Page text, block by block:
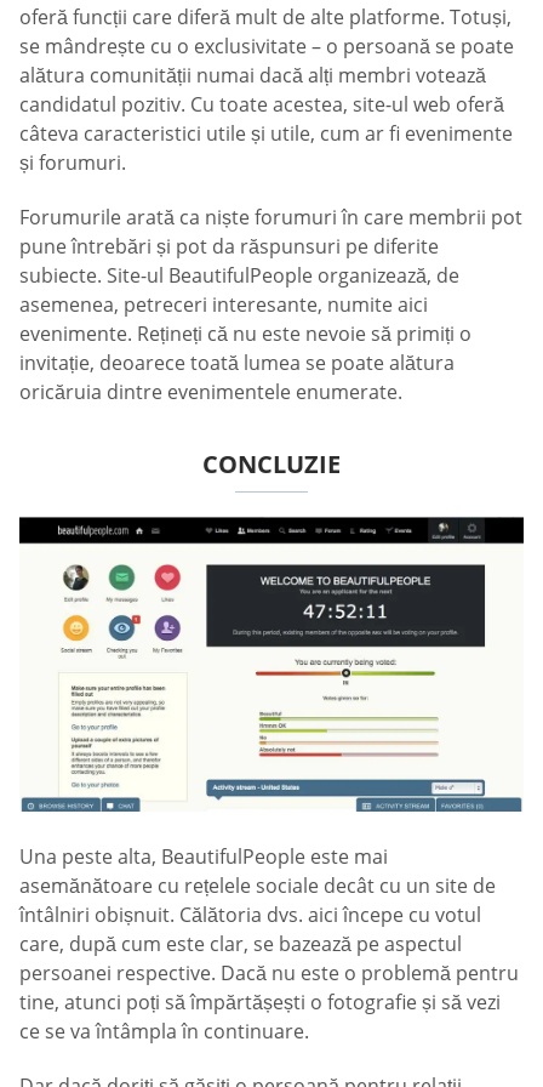
oferă funcții care diferă mult de alte platforme. Totuși,
se mândrește cu o exclusivitate – o persoană se poate
alătura comunității numai dacă alți membri votează
candidatul pozitiv. Cu toate acestea, site-ul web oferă
câteva caracteristici utile și utile, cum ar fi evenimente
și forumuri.
Forumurile arată ca niște forumuri în care membrii pot
pune întrebări și pot da răspunsuri pe diferite
subiecte. Site-ul BeautifulPeople organizează, de
asemenea, petreceri interesante, numite aici
evenimente. Rețineți că nu este nevoie să primiți o
invitație, deoarece toată lumea se poate alătura
oricăruia dintre evenimentele enumerate.
CONCLUZIE
Una peste alta, BeautifulPeople este mai
asemănătoare cu rețelele sociale decât cu un site de
întâlniri obișnuit. Călătoria dvs. aici începe cu votul
care, după cum este clar, se bazează pe aspectul
persoanei respective. Dacă nu este o problemă pentru
tine, atunci poți să împărtășești o fotografie și să vezi
ce se va întâmpla în continuare.